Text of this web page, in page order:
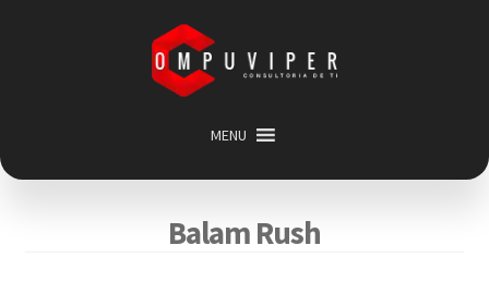
Saltar
navegación
contenido
MENU
Inicio
Categorias
Balam Rush